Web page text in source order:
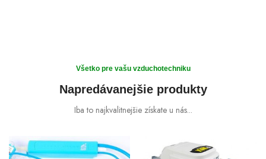
Cases for Phone
Accessories for watch
Straps of Any Color
Všetko pre vašu vzduchotechniku
Napredávanejšie produkty
Iba to najkvalitnejšie získate u nás...